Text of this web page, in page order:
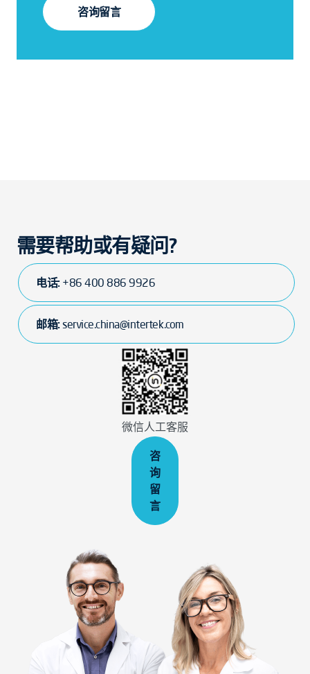
咨询留言
需要帮助或有疑问?
电话: +86 400 886 9926
邮箱:service.china@intertek.com
微信人工客服
咨
询
留
言